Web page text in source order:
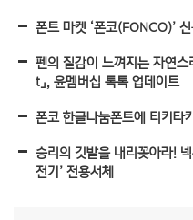
폰트 마켓 ‘폰코(FONCO)’
펜의 질감이 느껴지는 자연
t」, 윤멤버십 톡톡 업데이트
폰코 한글나눔폰트에 티키타
승리의 깃발을 내리꽂아라!
전기’ 전용서체